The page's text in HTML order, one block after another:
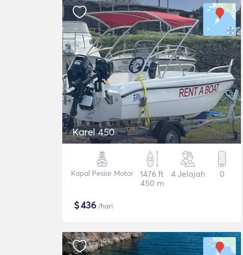
Karel 450
Kapal Pesiar Motor
1476 ft
450 m
4 Jelajah 0
$436/hari